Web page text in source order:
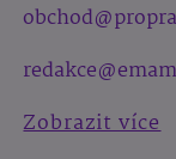
Zobrazit více